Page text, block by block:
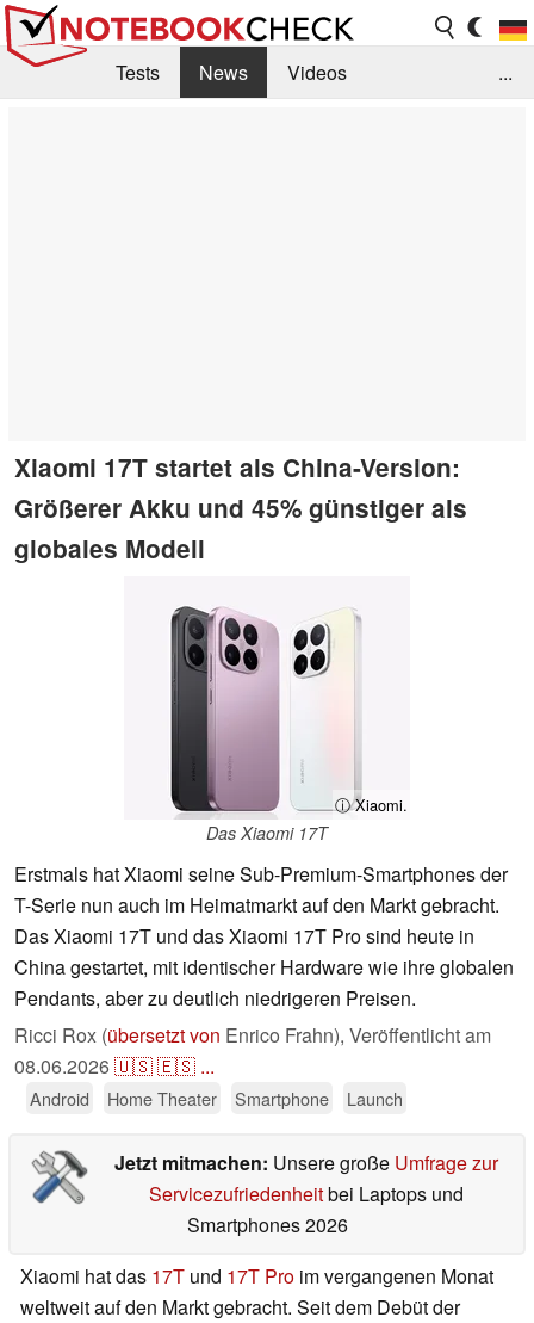
Tests News
Videos
...
Xiaomi 17T startet als China-Version:
Größerer Akku und 45% günstiger als
globales Modell
ⓘ Xiaomi.
Das Xiaomi 17T
Erstmals hat Xiaomi seine Sub-Premium-Smartphones der
T-Serie nun auch im Heimatmarkt auf den Markt gebracht.
Das Xiaomi 17T und das Xiaomi 17T Pro sind heute in
China gestartet, mit identischer Hardware wie ihre globalen
Pendants, aber zu deutlich niedrigeren Preisen.
Ricci Rox (übersetzt von Enrico Frahn), Veröffentlicht am
08.06.2026🇺🇸🇪🇸 ...
Android Home Theater Smartphone Launch
Jetzt mitmachen: Unsere große Umfrage zur
Servicezufriedenheitbei Laptops und
Smartphones 2026
Xiaomi hat das 17T und 17T Pro im vergangenen Monat
weltweit auf den Markt gebracht. Seit dem Debüt der